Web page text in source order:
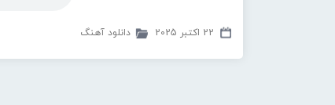
22 اکتبر 2025 دانلود آهنگ